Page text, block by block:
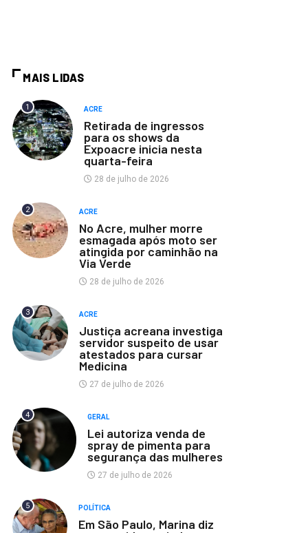
MAIS LIDAS
1 ACRE
Retirada de ingressos
para os shows da
Expoacre inicia nesta
quarta-feira
28 de julho de 2026
2 ACRE
No Acre, mulher morre
esmagada após moto ser
atingida por caminhão na
Via Verde
28 de julho de 2026
3 ACRE
Justiça acreana investiga
servidor suspeito de usar
atestados para cursar
Medicina
27 de julho de 2026
4 GERAL
Lei autoriza venda de
spray de pimenta para
segurança das mulheres
27 de julho de 2026
5 POLÍTICA
Em São Paulo, Marina diz